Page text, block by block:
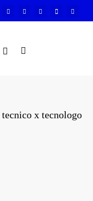
tecnico x tecnologo